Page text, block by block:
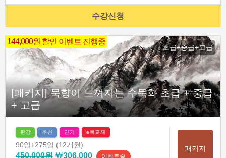
수강신청
144,000원 할인 이벤트 진행중
초급+중급+고급
[패키지] 묵향이 느껴지는 수묵화 초급 + 중급
+ 고급
완강 추천 인기 e북교재
90일+275일 (12개월)
450,000원￦306,000 이벤트중
패키지